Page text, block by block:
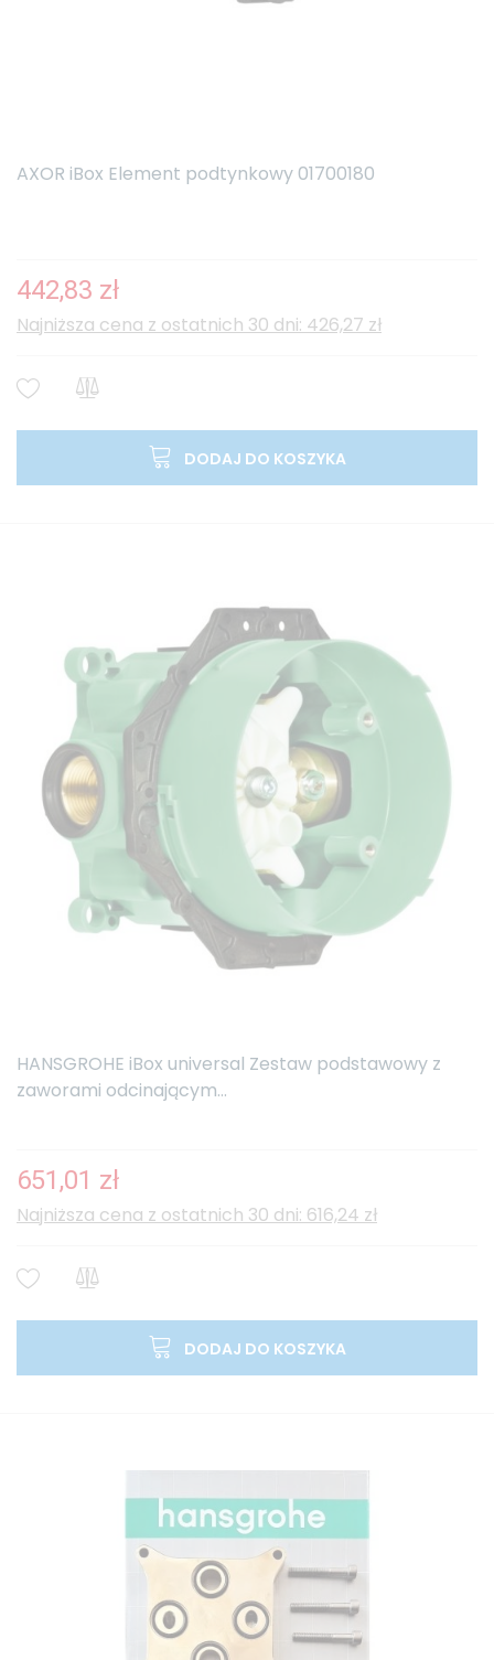
AXOR iBox Element podtynkowy 01700180
442,83 zł
Najniższa cena z ostatnich 30 dni: 426,27 zł
DODAJ DO KOSZYKA
HANSGROHE iBox universal Zestaw podstawowy z
zaworami odcinającym...
651,01 zł
Najniższa cena z ostatnich 30 dni: 616,24 zł
DODAJ DO KOSZYKA